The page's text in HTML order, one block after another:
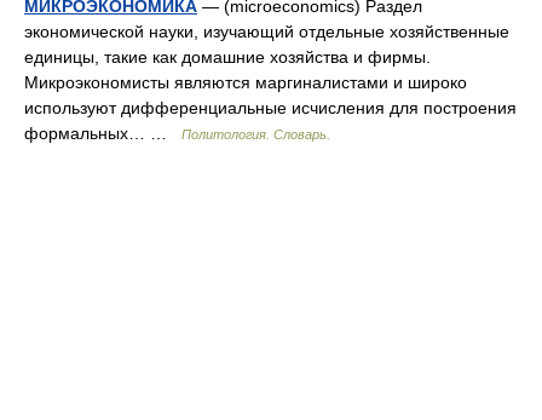
МИКРОЭКОНОМИКА — (microeconomics) Раздел
экономической науки, изучающий отдельные хозяйственные
единицы, такие как домашние хозяйства и фирмы.
Микроэкономисты являются маргиналистами и широко
используют дифференциальные исчисления для построения
формальных… …
Политология. Словарь.